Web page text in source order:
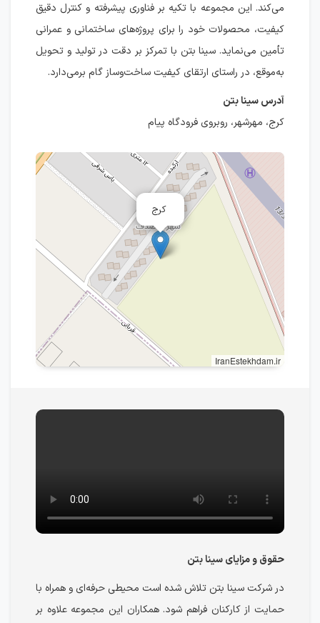
می‌کند. این مجموعه با تکیه بر فناوری پیشرفته و کنترل دقیق
کیفیت، محصولات خود را برای پروژه‌های ساختمانی و عمرانی
تأمین می‌نماید. سینا بتن با تمرکز بر دقت در تولید و تحویل
به‌موقع، در راستای ارتقای کیفیت ساخت‌وساز گام برمی‌دارد.
آدرس سینا بتن
کرج، مهرشهر، روبروی فرودگاه پیام
کرج
IranEstekhdam.ir
حقوق و مزایای سینا بتن
در شرکت سینا بتن تلاش شده است محیطی حرفه‌ای و همراه با
حمایت از کارکنان فراهم شود. همکاران این مجموعه علاوه بر